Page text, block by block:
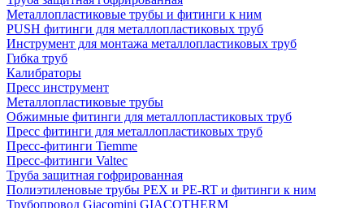
Металлопластиковые трубы и фитинги к ним
PUSH фитинги для металлопластиковых труб
Инструмент для монтажа металлопластиковых труб
Гибка труб
Калибраторы
Пресс инструмент
Металлопластиковые трубы
Обжимные фитинги для металлопластиковых труб
Пресс фитинги для металлопластиковых труб
Пресс-фитинги Tiemme
Пресс-фитинги Valtec
Труба защитная гофрированная
Полиэтиленовые трубы PEX и PE-RT и фитинги к ним
Трубопровод Giacomini GIACOTHERM